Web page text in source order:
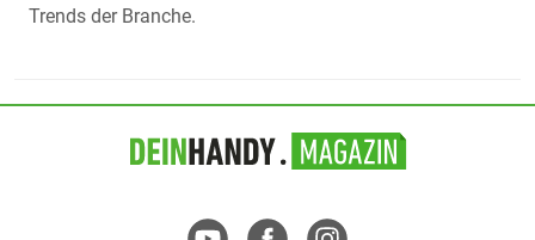
Trends der Branche.